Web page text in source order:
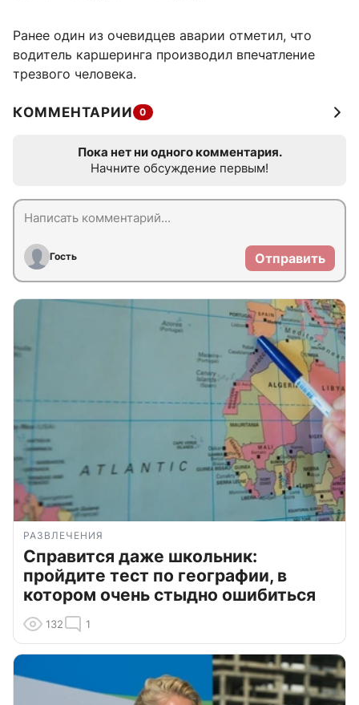
Ранее один из очевидцев аварии отметил, что
водитель каршеринга производил впечатление
трезвого человека.
КОММЕНТАРИИ 0
Пока нет ни одного комментария.
Начните обсуждение первым!
Гость Отправить
РАЗВЛЕЧЕНИЯ
Справится даже школьник:
пройдите тест по географии, в
котором очень стыдно ошибиться
132 1